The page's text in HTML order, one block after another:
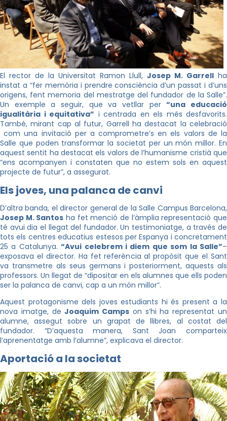
El rector de la Universitat Ramon Llull, Josep M. Garrell ha
instat a “fer memòria i prendre consciència d’un passat i d’uns
origens, fent memoria del mestratge del fundador de la Salle”.
Un exemple a seguir, que va vetllar per“una educació
igualitària i equitativa” i centrada en els més desfavorits.
També, mirant cap al futur, Garrell ha destacat la celebració
com una invitació per a comprometre’s en els valors de la
Salle que poden transformar la societat per un món millor. En
aquest sentit ha destacat els valors de l’humanisme cristià que
“ens acompanyen i constaten que no estem sols en aquest
projecte de futur”, a assegurat.
Els joves, una palanca de canvi
D’altra banda, el director general de la Salle Campus Barcelona,
Josep M. Santos ha fet menció de l’àmplia representació que
té avui dia el llegat del fundador. Un testimoniatge, a través de
tots els centres educatius estesos per Espanya i concretament
25 a Catalunya.“Avui celebrem i diem que som la Salle”–
exposava el director. Ha fet referència al propòsit que el Sant
va transmetre als seus germans i posteriorment, aquests als
professors. Un llegat de “dipositar en els alumnes que ells poden
ser la palanca de canvi, cap a un món millor”.
Aquest protagonisme dels joves estudiants hi és present a la
nova imatge, deJoaquim Camps on s’hi ha representat un
alumne, assegut sobre un grapat de llibres, al costat del
fundador. “D’aquesta manera, Sant Joan comparteix
l’aprenentatge amb l’alumne”, explicava el director.
Aportació a la societat